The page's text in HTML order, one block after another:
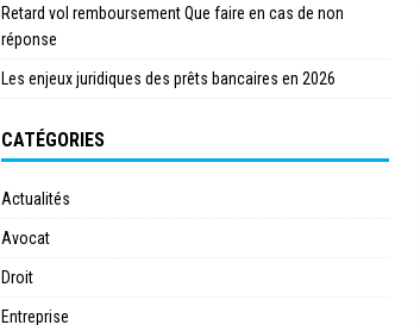
Retard vol remboursement Que faire en cas de non
réponse
Les enjeux juridiques des prêts bancaires en 2026
CATÉGORIES
Actualités
Avocat
Droit
Entreprise